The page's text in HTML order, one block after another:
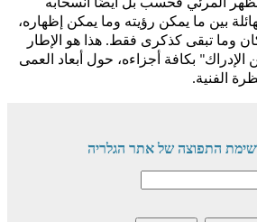
المرئي فحسب بل أيضًا انسحابه
بين ما يمكن رؤيته وما يمكن إظهاره،
وما تبقى كذكرى فقط. هذا هو الإطار
بكافة أجزاءه، حول أبعاد العمى
الفنية.
התפוצה של אתר הגלריה